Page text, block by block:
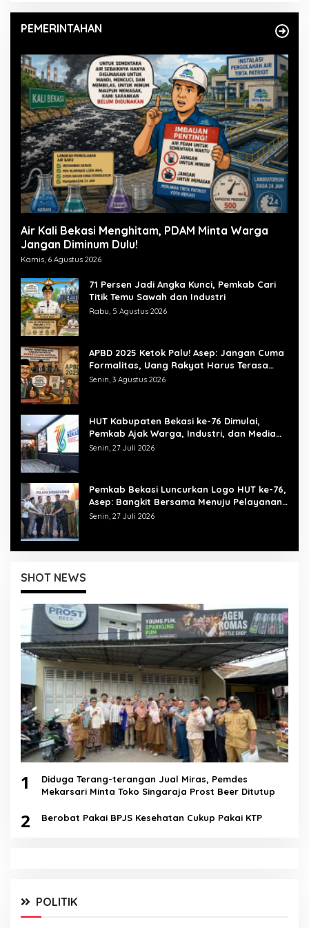
PEMERINTAHAN
Air Kali Bekasi Menghitam, PDAM Minta Warga
Jangan Diminum Dulu!
Kamis, 6 Agustus 2026
71 Persen Jadi Angka Kunci, Pemkab Cari
Titik Temu Sawah dan Industri
Rabu, 5 Agustus 2026
APBD 2025 Ketok Palu! Asep: Jangan Cuma
Formalitas, Uang Rakyat Harus Terasa
Manfaatnya
Senin, 3 Agustus 2026
HUT Kabupaten Bekasi ke-76 Dimulai,
Pemkab Ajak Warga, Industri, dan Media
Kibarkan Semangat “Bangkit Bersama”
Senin, 27 Juli 2026
Pemkab Bekasi Luncurkan Logo HUT ke-76,
Asep: Bangkit Bersama Menuju Pelayanan
yang Lebih Baik
Senin, 27 Juli 2026
SHOT NEWS
1
Diduga Terang-terangan Jual Miras, Pemdes
Mekarsari Minta Toko Singaraja Prost Beer Ditutup
2 Berobat Pakai BPJS Kesehatan Cukup Pakai KTP
POLITIK